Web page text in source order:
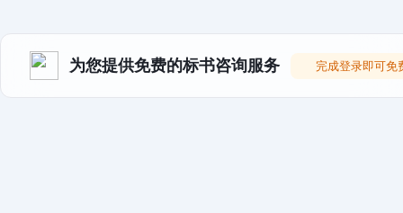
为您提供免费的标书咨询服务 完成登录即可免